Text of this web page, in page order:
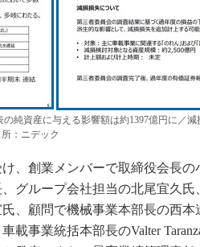
純資産に与える影響額は約1397億円に／
：ニデック
、創業メンバーで取締役会長の
グループ会社担当の北尾宜久氏
、顧問で機械事業本部長の西本
載事業統括本部長のValter